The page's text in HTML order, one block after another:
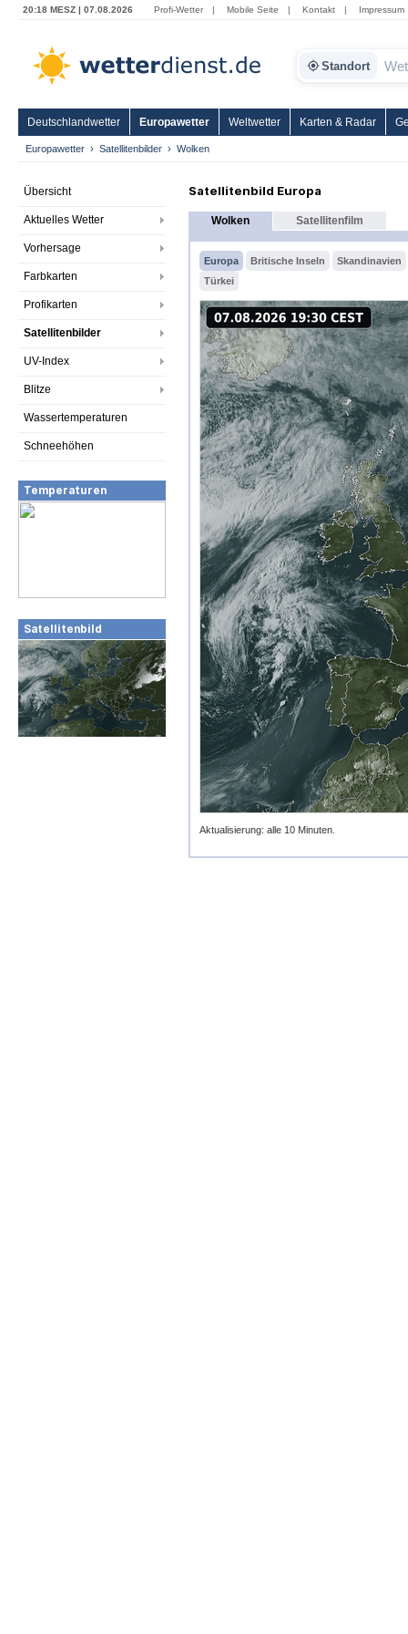
20:18 MESZ | 07.08.2026 Profi-Wetter | Mobile Seite | Kontakt | Impressum
Standort
Deutschlandwetter Europawetter Weltwetter Karten & Radar
Europawetter Satellitenbilder Wolken
Übersicht
Aktuelles Wetter
Vorhersage
Farbkarten
Profikarten
Satellitenbilder
UV-Index
Blitze
Wassertemperaturen
Schneehöhen
Temperaturen
Satellitenbild
Satellitenbild Europa
Wolken Satellitenfilm
Europa Britische Inseln
Skandinavien
Türkei
Aktualisierung: alle 10 Minuten.